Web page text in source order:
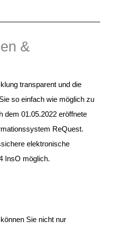
&
transparent und die
so einfach wie möglich zu
dem 01.05.2022 eröffnete
ReQuest.
elektronische
InsO möglich.
Sie nicht nur